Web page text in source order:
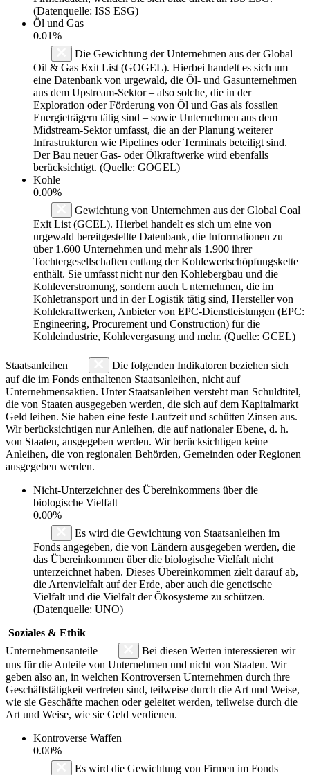
(Datenquelle: ISS ESG)
Öl und Gas
0.01%
Die Gewichtung der Unternehmen aus der Global
Oil & Gas Exit List (GOGEL). Hierbei handelt es sich um
eine Datenbank von urgewald, die Öl- und Gasunternehmen
aus dem Upstream-Sektor – also solche, die in der
Exploration oder Förderung von Öl und Gas als fossilen
Energieträgern tätig sind – sowie Unternehmen aus dem
Midstream-Sektor umfasst, die an der Planung weiterer
Infrastrukturen wie Pipelines oder Terminals beteiligt sind.
Der Bau neuer Gas- oder Ölkraftwerke wird ebenfalls
berücksichtigt. (Quelle: GOGEL)
Kohle
0.00%
Gewichtung von Unternehmen aus der Global Coal
Exit List (GCEL). Hierbei handelt es sich um eine von
urgewald bereitgestellte Datenbank, die Informationen zu
über 1.600 Unternehmen und mehr als 1.900 ihrer
Tochtergesellschaften entlang der Kohlewertschöpfungskette
enthält. Sie umfasst nicht nur den Kohlebergbau und die
Kohleverstromung, sondern auch Unternehmen, die im
Kohletransport und in der Logistik tätig sind, Hersteller von
Kohlekraftwerken, Anbieter von EPC-Dienstleistungen (EPC:
Engineering, Procurement und Construction) für die
Kohleindustrie, Kohlevergasung und mehr. (Quelle: GCEL)
Staatsanleihen
Die folgenden Indikatoren beziehen sich
auf die im Fonds enthaltenen Staatsanleihen, nicht auf
Unternehmensaktien. Unter Staatsanleihen versteht man Schuldtitel,
die von Staaten ausgegeben werden, die sich auf dem Kapitalmarkt
Geld leihen. Sie haben eine feste Laufzeit und schütten Zinsen aus.
Wir berücksichtigen nur Anleihen, die auf nationaler Ebene, d. h.
von Staaten, ausgegeben werden. Wir berücksichtigen keine
Anleihen, die von regionalen Behörden, Gemeinden oder Regionen
ausgegeben werden.
Nicht-Unterzeichner des Übereinkommens über die
biologische Vielfalt
0.00%
Es wird die Gewichtung von Staatsanleihen im
Fonds angegeben, die von Ländern ausgegeben werden, die
das Übereinkommen über die biologische Vielfalt nicht
unterzeichnet haben. Dieses Übereinkommen zielt darauf ab,
die Artenvielfalt auf der Erde, aber auch die genetische
Vielfalt und die Vielfalt der Ökosysteme zu schützen.
(Datenquelle: UNO)
Soziales & Ethik
Unternehmensanteile
Bei diesen Werten interessieren wir
uns für die Anteile von Unternehmen und nicht von Staaten. Wir
geben also an, in welchen Kontroversen Unternehmen durch ihre
Geschäftstätigkeit vertreten sind, teilweise durch die Art und Weise,
wie sie Geschäfte machen oder geleitet werden, teilweise durch die
Art und Weise, wie sie Geld verdienen.
Kontroverse Waffen
0.00%
Es wird die Gewichtung von Firmen im Fonds